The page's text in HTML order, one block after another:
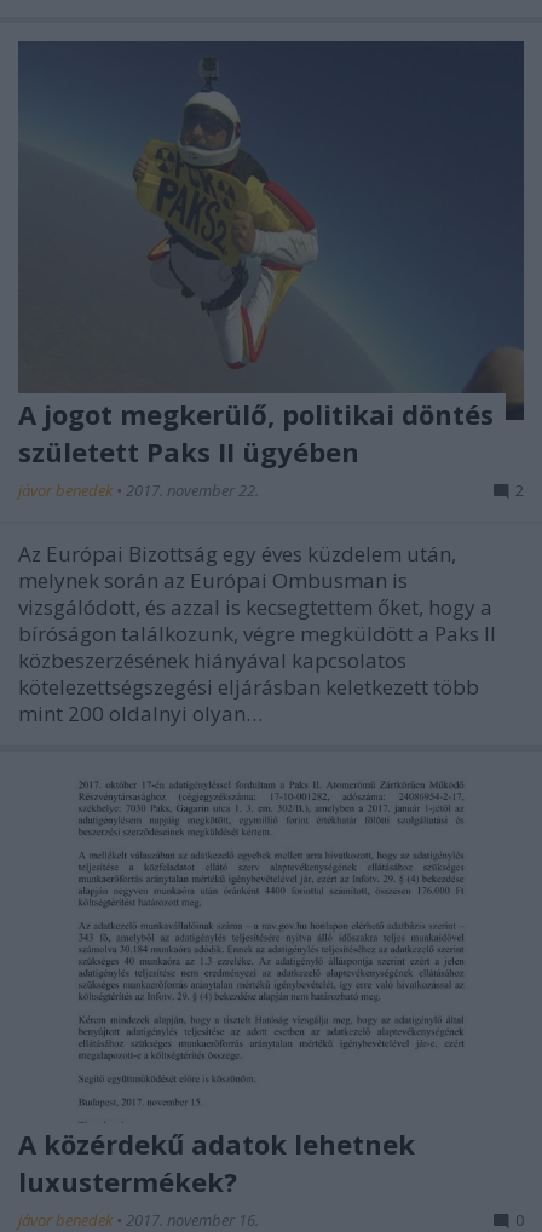
A jogot megkerülő, politikai döntés
született Paks II ügyében
jávor benedek • 2017. november 22. 2
Az Európai Bizottság egy éves küzdelem után,
melynek során az Európai Ombusman is
vizsgálódott, és azzal is kecsegtettem őket, hogy a
bíróságon találkozunk, végre megküldött a Paks II
közbeszerzésének hiányával kapcsolatos
kötelezettségszegési eljárásban keletkezett több
mint 200 oldalnyi olyan…
A közérdekű adatok lehetnek
luxustermékek?
jávor benedek • 2017. november 16. 0